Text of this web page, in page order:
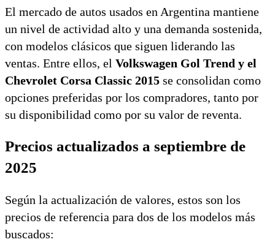
El mercado de autos usados en Argentina mantiene
un nivel de actividad alto y una demanda sostenida,
con modelos clásicos que siguen liderando las
ventas. Entre ellos, el Volkswagen Gol Trend y el
Chevrolet Corsa Classic 2015 se consolidan como
opciones preferidas por los compradores, tanto por
su disponibilidad como por su valor de reventa.
Precios actualizados a septiembre de
2025
Según la actualización de valores, estos son los
precios de referencia para dos de los modelos más
buscados: